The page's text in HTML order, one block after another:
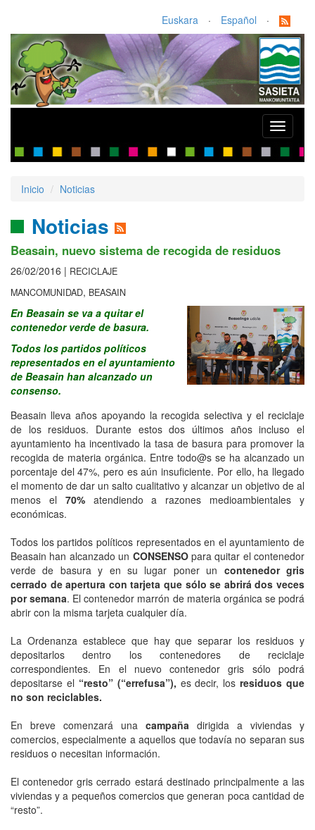
Euskara · Español ·
Toggle
Inicio Noticias
Noticias
Beasain, nuevo sistema de recogida de residuos
26/02/2016 | RECICLAJE
MANCOMUNIDAD, BEASAIN
En Beasain s​e va a quitar el
contenedor verde de basura.
Todos los partidos políticos
representados en el ayuntamiento
de Beasain han alcanzado un
consenso.
Beasain lleva años apoyando la recogida selectiva y el reciclaje
de los residuos. Durante estos dos últimos años incluso el
ayuntamiento ha incentivado la tasa de basura para promover la
recogida de materia orgánica. Entre todo@s se ha alcanzado un
porcentaje del 47%, pero es aún insuficiente. Por ello, ha llegado
el momento de dar un salto cualitativo y alcanzar un objetivo de al
menos el 70%atendiendo a razones medioambientales y
económicas.
Todos los partidos políticos representados en el ayuntamiento de
Beasain han alcanzado un CONSENSO para quitar el contenedor
verde de basura y en su lugar poner un contenedor gris
cerrado de apertura con tarjeta que sólo se abrirá dos veces
por semana. El contenedor marrón de materia orgánica se podrá
abrir con la misma tarjeta cualquier día.
La Ordenanza establece que hay que separar los residuos y
depositarlos dentro los contenedores de reciclaje
correspondientes. En el nuevo contenedor gris sólo podrá
depositarse el “resto” (“errefusa”), es decir, losresiduos que
no son reciclables.
En breve comenzará una campaña dirigida a viviendas y
comercios, especialmente a aquellos que todavía no separan sus
residuos o necesitan información.
El contenedor gris cerrado estará destinado principalmente a las
viviendas y a pequeños comercios que generan poca cantidad de
“resto”.